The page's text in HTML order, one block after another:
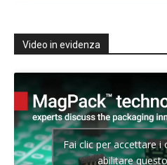
Video in evidenza
Fai clic per accettare i
abilitare